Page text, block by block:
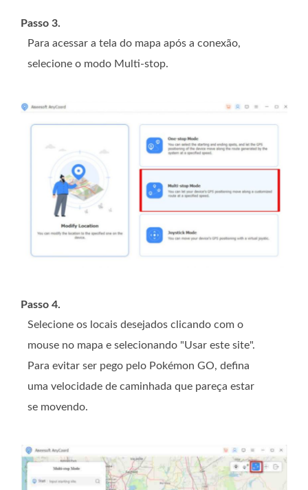
Passo 3.
Para acessar a tela do mapa após a conexão,
selecione o modo Multi-stop.
Passo 4.
Selecione os locais desejados clicando com o
mouse no mapa e selecionando "Usar este site".
Para evitar ser pego pelo Pokémon GO, defina
uma velocidade de caminhada que pareça estar
se movendo.